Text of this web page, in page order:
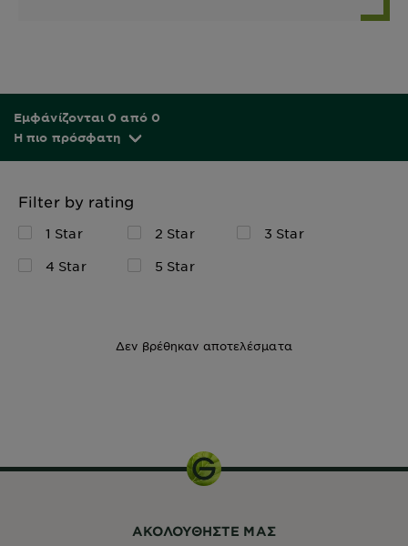
Εμφάνίζονται 0 από 0
Η πιο πρόσφατη
Filter by rating
1 Star 2 Star
3 Star
4 Star
5 Star
Δεν βρέθηκαν αποτελέσματα
ΑΚΟΛΟΥΘHΣΤΕ ΜΑΣ